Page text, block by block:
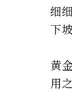
细
下
黄
用